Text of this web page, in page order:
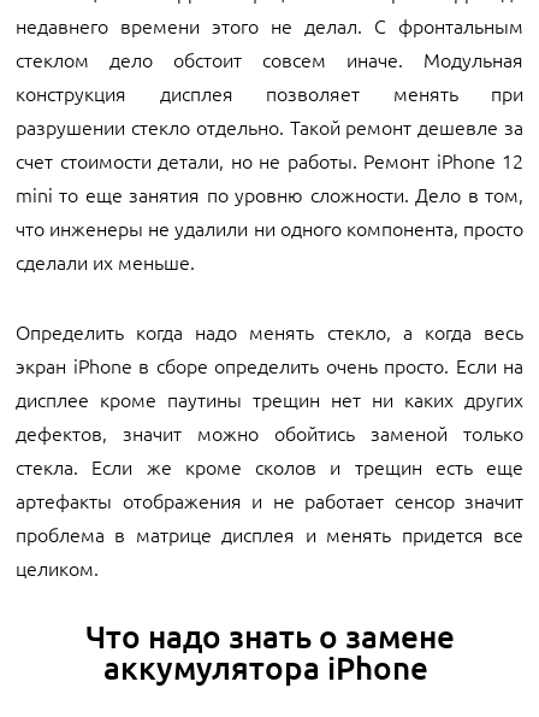
недавнего времени этого не делал. С фронтальным
стеклом дело обстоит совсем иначе. Модульная
конструкция дисплея позволяет менять при
разрушении стекло отдельно. Такой ремонт дешевле за
счет стоимости детали, но не работы. Ремонт iPhone 12
mini то еще занятия по уровню сложности. Дело в том,
что инженеры не удалили ни одного компонента, просто
сделали их меньше.
Определить когда надо менять стекло, а когда весь
экран iPhone в сборе определить очень просто. Если на
дисплее кроме паутины трещин нет ни каких других
дефектов, значит можно обойтись заменой только
стекла. Если же кроме сколов и трещин есть еще
артефакты отображения и не работает сенсор значит
проблема в матрице дисплея и менять придется все
целиком.
Что надо знать о замене
аккумулятора iPhone